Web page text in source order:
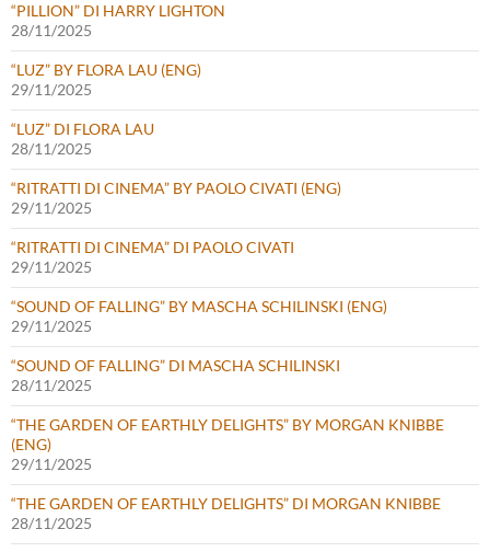
“PILLION” DI HARRY LIGHTON
28/11/2025
“LUZ” BY FLORA LAU (ENG)
29/11/2025
“LUZ” DI FLORA LAU
28/11/2025
“RITRATTI DI CINEMA” BY PAOLO CIVATI (ENG)
29/11/2025
“RITRATTI DI CINEMA” DI PAOLO CIVATI
29/11/2025
“SOUND OF FALLING” BY MASCHA SCHILINSKI (ENG)
29/11/2025
“SOUND OF FALLING” DI MASCHA SCHILINSKI
28/11/2025
“THE GARDEN OF EARTHLY DELIGHTS” BY MORGAN KNIBBE
(ENG)
29/11/2025
“THE GARDEN OF EARTHLY DELIGHTS” DI MORGAN KNIBBE
28/11/2025